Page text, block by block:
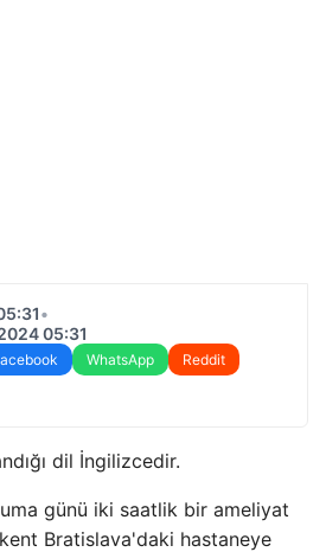
•
05:31
WhatsApp
Reddit
dil İngilizcedir.
günü iki saatlik bir ameliyat
Bratislava'daki hastaneye